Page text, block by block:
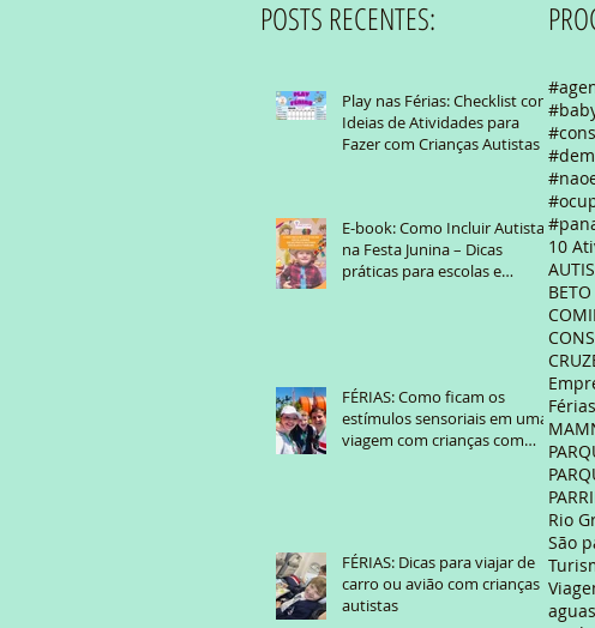
POSTS RECENTES:
Play nas Férias: Checklist com
Ideias de Atividades para
Fazer com Crianças Autistas
E-book: Como Incluir Autistas
na Festa Junina – Dicas
práticas para escolas e
FÉRIAS: Como ficam os
estímulos sensoriais em uma
viagem com crianças com
FÉRIAS: Dicas para viajar de
carro ou avião com crianças
autistas
Férias
MAM
Rio
São